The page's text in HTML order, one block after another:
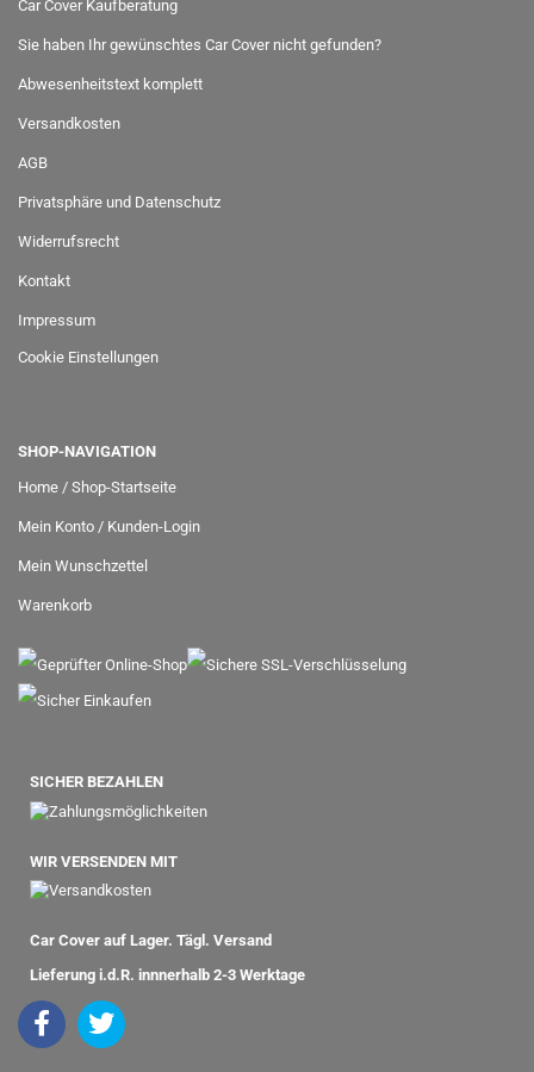
Car Cover Kaufberatung
Sie haben Ihr gewünschtes Car Cover nicht gefunden?
Abwesenheitstext komplett
Versandkosten
AGB
Privatsphäre und Datenschutz
Widerrufsrecht
Kontakt
Impressum
Cookie Einstellungen
SHOP-NAVIGATION
Home / Shop-Startseite
Mein Konto / Kunden-Login
Mein Wunschzettel
Warenkorb
SICHER BEZAHLEN
WIR VERSENDEN MIT
Car Cover auf Lager. Tägl. Versand
Lieferung i.d.R. innnerhalb 2-3 Werktage